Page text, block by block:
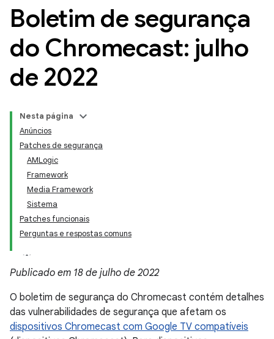
Boletim de segurança
do Chromecast: julho
de 2022
Nesta página
Anúncios
Patches de segurança
AMLogic
Framework
Media Framework
Sistema
Patches funcionais
Perguntas e respostas comuns
Publicado em 18 de julho de 2022
O boletim de segurança do Chromecast contém detalhes
das vulnerabilidades de segurança que afetam os
dispositivos Chromecast com Google TV compatíveis